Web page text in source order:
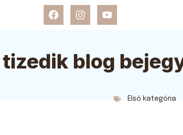
blog
Első kategória